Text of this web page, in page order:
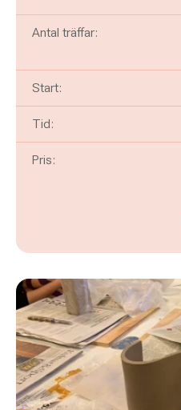
Antal träffar:
Start:
Tid:
Pris: